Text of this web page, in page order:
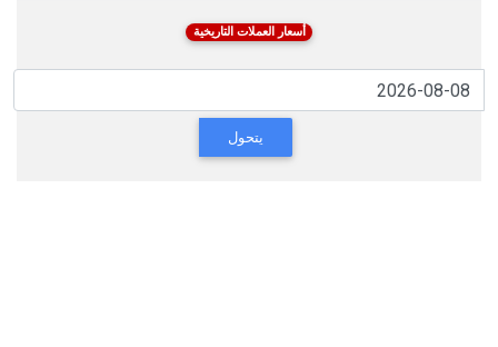
أسعار العملات التاريخية
يتحول